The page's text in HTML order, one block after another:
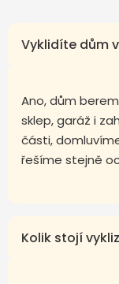
Vyklidíte dům
Ano, dům
sklep, garáž i
části,
řešíme stejně
Kolik stojí